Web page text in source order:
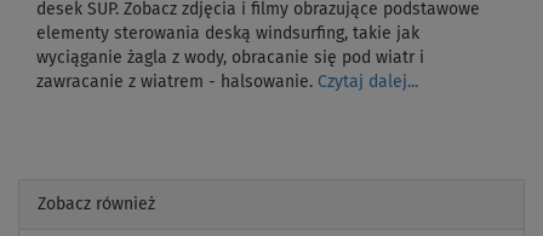
desek SUP. Zobacz zdjęcia i filmy obrazujące podstawowe
elementy sterowania deską windsurfing, takie jak
wyciąganie żagla z wody, obracanie się pod wiatr i
zawracanie z wiatrem - halsowanie. Czytaj dalej...
Zobacz również